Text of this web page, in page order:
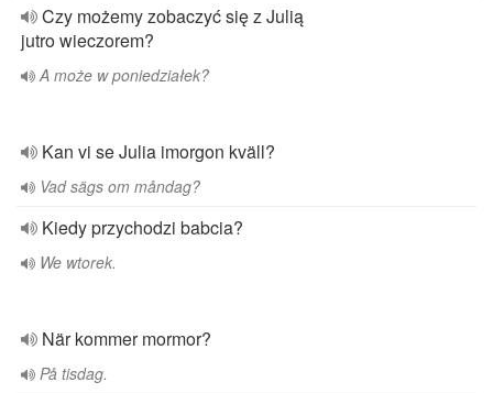
Czy możemy zobaczyć się z Julią
jutro wieczorem?
A może w poniedziałek?
Kan vi se Julia imorgon kväll?
Vad sägs om måndag?
Kiedy przychodzi babcia?
We wtorek.
När kommer mormor?
På tisdag.